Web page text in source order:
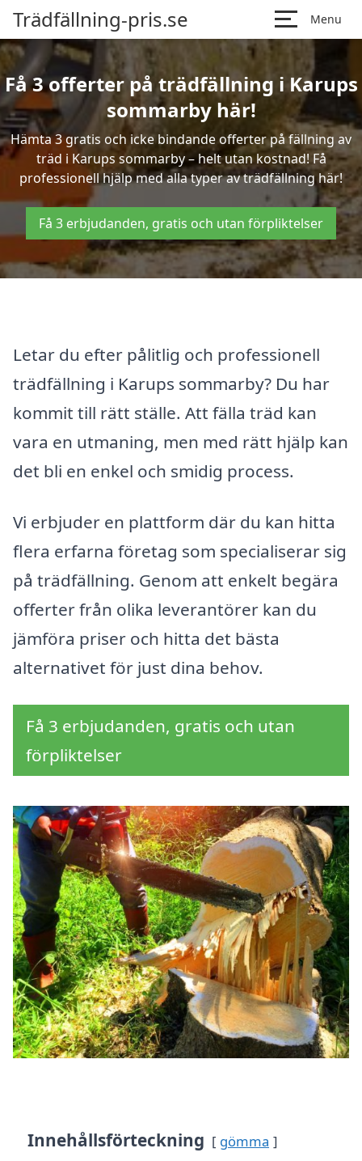
Trädfällning-pris.se Menu
Få 3 offerter på trädfällning i Karups
sommarby här!
Hämta 3 gratis och icke bindande offerter på fällning av
träd i Karups sommarby – helt utan kostnad! Få
professionell hjälp med alla typer av trädfällning här!
Få 3 erbjudanden, gratis och utan förpliktelser
Letar du efter pålitlig och professionell
trädfällning i Karups sommarby? Du har
kommit till rätt ställe. Att fälla träd kan
vara en utmaning, men med rätt hjälp kan
det bli en enkel och smidig process.
Vi erbjuder en plattform där du kan hitta
flera erfarna företag som specialiserar sig
på trädfällning. Genom att enkelt begära
offerter från olika leverantörer kan du
jämföra priser och hitta det bästa
alternativet för just dina behov.
Få 3 erbjudanden, gratis och utan
förpliktelser
Innehållsförteckning gömma